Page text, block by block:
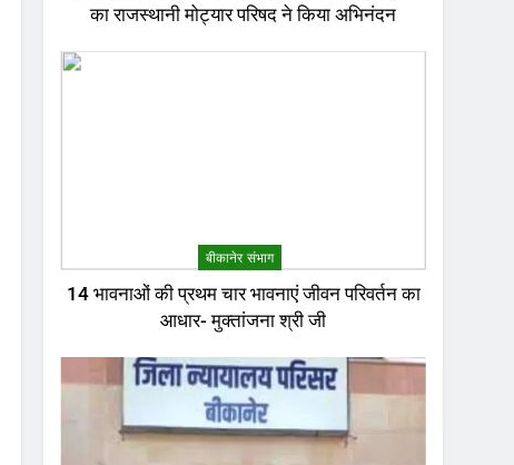
का राजस्थानी मोट्यार परिषद ने किया अभिनंदन
बीकानेर संभाग
14 भावनाओं की प्रथम चार भावनाएं जीवन परिवर्तन का
आधार- मुक्तांजना श्री जी